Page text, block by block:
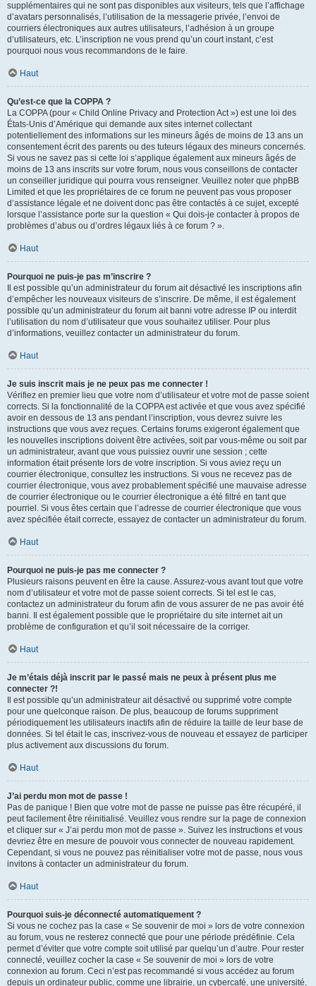
supplémentaires qui ne sont pas disponibles aux visiteurs, tels que l’affichage
d’avatars personnalisés, l’utilisation de la messagerie privée, l’envoi de
courriers électroniques aux autres utilisateurs, l’adhésion à un groupe
d’utilisateurs, etc. L’inscription ne vous prend qu’un court instant, c’est
pourquoi nous vous recommandons de le faire.
Haut
Qu’est-ce que la COPPA ?
La COPPA (pour « Child Online Privacy and Protection Act ») est une loi des
États-Unis d’Amérique qui demande aux sites internet collectant
potentiellement des informations sur les mineurs âgés de moins de 13 ans un
consentement écrit des parents ou des tuteurs légaux des mineurs concernés.
Si vous ne savez pas si cette loi s’applique également aux mineurs âgés de
moins de 13 ans inscrits sur votre forum, nous vous conseillons de contacter
un conseiller juridique qui pourra vous renseigner. Veuillez noter que phpBB
Limited et que les propriétaires de ce forum ne peuvent pas vous proposer
d’assistance légale et ne doivent donc pas être contactés à ce sujet, excepté
lorsque l’assistance porte sur la question « Qui dois-je contacter à propos de
problèmes d’abus ou d’ordres légaux liés à ce forum ? ».
Haut
Pourquoi ne puis-je pas m’inscrire ?
Il est possible qu’un administrateur du forum ait désactivé les inscriptions afin
d’empêcher les nouveaux visiteurs de s’inscrire. De même, il est également
possible qu’un administrateur du forum ait banni votre adresse IP ou interdit
l’utilisation du nom d’utilisateur que vous souhaitez utiliser. Pour plus
d’informations, veuillez contacter un administrateur du forum.
Haut
Je suis inscrit mais je ne peux pas me connecter !
Vérifiez en premier lieu que votre nom d’utilisateur et votre mot de passe soient
corrects. Si la fonctionnalité de la COPPA est activée et que vous avez spécifié
avoir en dessous de 13 ans pendant l’inscription, vous devrez suivre les
instructions que vous avez reçues. Certains forums exigeront également que
les nouvelles inscriptions doivent être activées, soit par vous-même ou soit par
un administrateur, avant que vous puissiez ouvrir une session ; cette
information était présente lors de votre inscription. Si vous aviez reçu un
courrier électronique, consultez les instructions. Si vous ne recevez pas de
courrier électronique, vous avez probablement spécifié une mauvaise adresse
de courrier électronique ou le courrier électronique a été filtré en tant que
pourriel. Si vous êtes certain que l’adresse de courrier électronique que vous
avez spécifiée était correcte, essayez de contacter un administrateur du forum.
Haut
Pourquoi ne puis-je pas me connecter ?
Plusieurs raisons peuvent en être la cause. Assurez-vous avant tout que votre
nom d’utilisateur et votre mot de passe soient corrects. Si tel est le cas,
contactez un administrateur du forum afin de vous assurer de ne pas avoir été
banni. Il est également possible que le propriétaire du site internet ait un
problème de configuration et qu’il soit nécessaire de la corriger.
Haut
Je m’étais déjà inscrit par le passé mais ne peux à présent plus me
connecter ?!
Il est possible qu’un administrateur ait désactivé ou supprimé votre compte
pour une quelconque raison. De plus, beaucoup de forums suppriment
périodiquement les utilisateurs inactifs afin de réduire la taille de leur base de
données. Si tel était le cas, inscrivez-vous de nouveau et essayez de participer
plus activement aux discussions du forum.
Haut
J’ai perdu mon mot de passe !
Pas de panique ! Bien que votre mot de passe ne puisse pas être récupéré, il
peut facilement être réinitialisé. Veuillez vous rendre sur la page de connexion
et cliquer sur « J’ai perdu mon mot de passe ». Suivez les instructions et vous
devriez être en mesure de pouvoir vous connecter de nouveau rapidement.
Cependant, si vous ne pouvez pas réinitialiser votre mot de passe, nous vous
invitons à contacter un administrateur du forum.
Haut
Pourquoi suis-je déconnecté automatiquement ?
Si vous ne cochez pas la case « Se souvenir de moi » lors de votre connexion
au forum, vous ne resterez connecté que pour une période prédéfinie. Cela
permet d’éviter que votre compte soit utilisé par quelqu’un d’autre. Pour rester
connecté, veuillez cocher la case « Se souvenir de moi » lors de votre
connexion au forum. Ceci n’est pas recommandé si vous accédez au forum
depuis un ordinateur public, comme une librairie, un cybercafé, une université,